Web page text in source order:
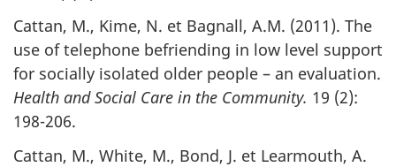
Cattan, M., Kime, N. et Bagnall, A.M. (2011). The
use of telephone befriending in low level support
for socially isolated older people – an evaluation.
Health and Social Care in the Community. 19 (2):
198-206.
Cattan, M., White, M., Bond, J. et Learmouth, A.